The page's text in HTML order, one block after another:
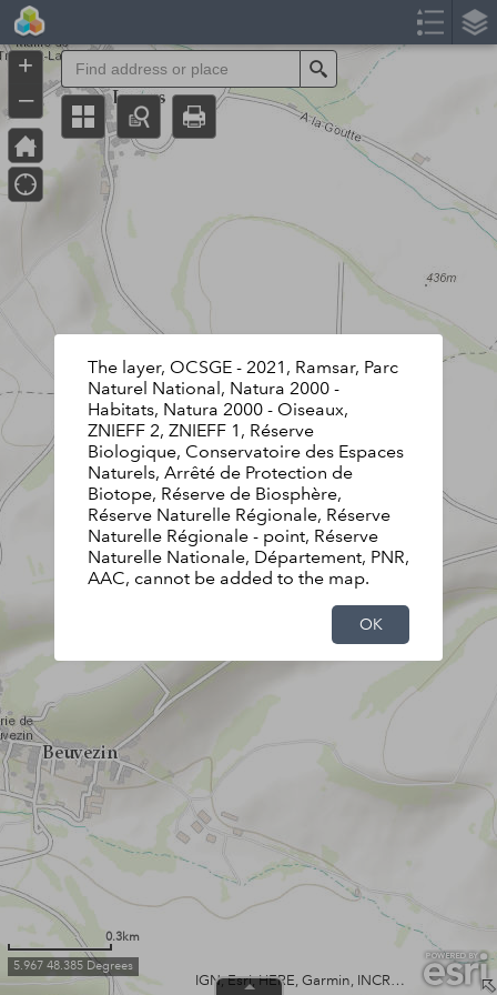
IGN, Esri, HERE, Garmin, INCREMENT P, USGS, METI/NASA
0.3km
Search
5.967 48.385 Degrees
+
–
The layer, OCSGE - 2021, Ramsar, Parc
Naturel National, Natura 2000 -
Habitats, Natura 2000 - Oiseaux,
ZNIEFF 2, ZNIEFF 1, Réserve
Biologique, Conservatoire des Espaces
Naturels, Arrêté de Protection de
Biotope, Réserve de Biosphère,
Réserve Naturelle Régionale, Réserve
Naturelle Régionale - point, Réserve
Naturelle Nationale, Département, PNR,
AAC, cannot be added to the map.
OK